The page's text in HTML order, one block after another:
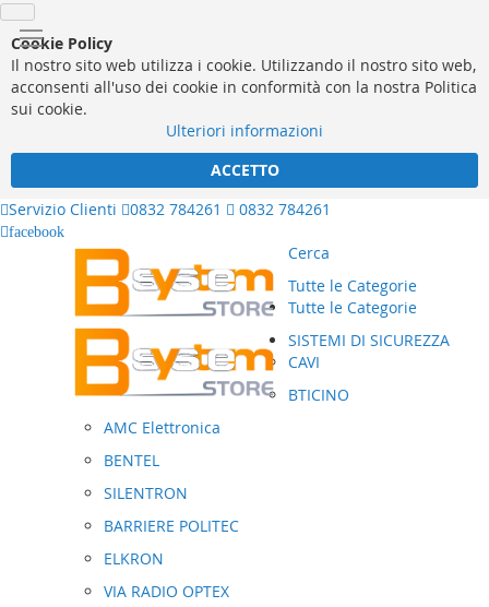
Cookie Policy
Il nostro sito web utilizza i cookie. Utilizzando il nostro sito web,
acconsenti all'uso dei cookie in conformità con la nostra Politica
sui cookie.
Ulteriori informazioni
ACCETTO
Servizio Clienti
0832 784261 0832 784261
facebook
Cerca
Tutte le Categorie
Tutte le Categorie
SISTEMI DI SICUREZZA
CAVI
BTICINO
AMC Elettronica
BENTEL
SILENTRON
BARRIERE POLITEC
ELKRON
VIA RADIO OPTEX